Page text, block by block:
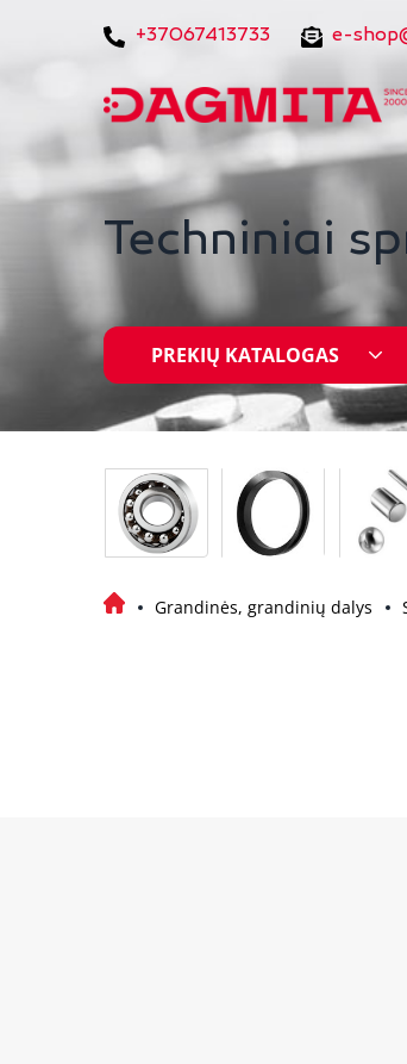
+37067413733 e-
Techniniai
PREKIŲ KATALOGAS
Grandinės, grandinių dalys